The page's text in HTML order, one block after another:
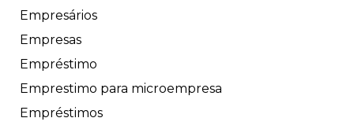
Empresários
Empresas
Empréstimo
Emprestimo para microempresa
Empréstimos